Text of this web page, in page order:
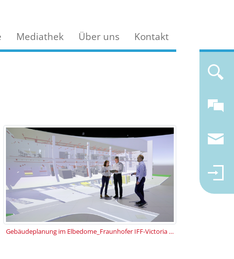
Mediathek Über uns Kontakt
Gebäudeplanung im Elbedome_Fraunhofer IFF-Victoria Kühne.png